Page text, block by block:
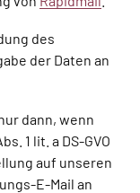
des
der Daten an
dann, wenn
1 lit. a DS-GVO
auf unseren
E-Mail an